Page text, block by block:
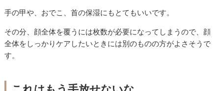
手の甲や、おでこ、首の保湿にもとてもいいです。
その分、顔全体を覆うには枚数が必要になってしまうので、顔
全体をしっかりケアしたいときには別のものの方がよさそうで
す。